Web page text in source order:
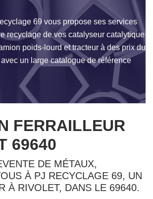
69 vous propose ses services
recyclage de vos catalyseur catalytique
poids-lourd et tracteur à des prix du
un large catalogue de référence
FERRAILLEUR
69640
DE MÉTAUX,
À PJ RECYCLAGE 69, UN
À RIVOLET, DANS LE 69640.